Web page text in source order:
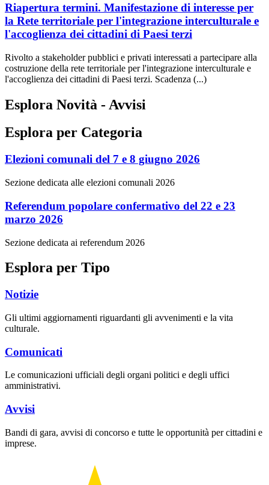
Riapertura termini. Manifestazione di interesse per
la Rete territoriale per l'integrazione interculturale e
l'accoglienza dei cittadini di Paesi terzi
Rivolto a stakeholder pubblici e privati interessati a partecipare alla
costruzione della rete territoriale per l'integrazione interculturale e
l'accoglienza dei cittadini di Paesi terzi. Scadenza (...)
Esplora Novità - Avvisi
Esplora per Categoria
Elezioni comunali del 7 e 8 giugno 2026
Sezione dedicata alle elezioni comunali 2026
Referendum popolare confermativo del 22 e 23
marzo 2026
Sezione dedicata ai referendum 2026
Esplora per Tipo
Notizie
Gli ultimi aggiornamenti riguardanti gli avvenimenti e la vita
culturale.
Comunicati
Le comunicazioni ufficiali degli organi politici e degli uffici
amministrativi.
Avvisi
Bandi di gara, avvisi di concorso e tutte le opportunità per cittadini e
imprese.